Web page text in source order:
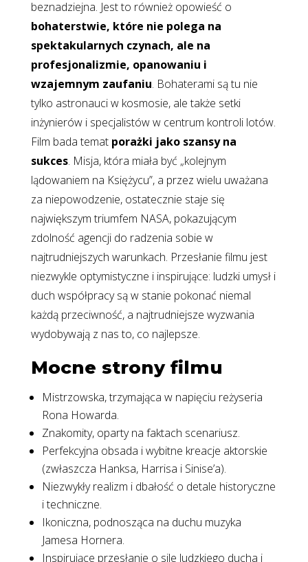
beznadziejna. Jest to również opowieść o
bohaterstwie, które nie polega na
spektakularnych czynach, ale na
profesjonalizmie, opanowaniu i
wzajemnym zaufaniu. Bohaterami są tu nie
tylko astronauci w kosmosie, ale także setki
inżynierów i specjalistów w centrum kontroli lotów.
Film bada temat porażki jako szansy na
sukces. Misja, która miała być „kolejnym
lądowaniem na Księżycu”, a przez wielu uważana
za niepowodzenie, ostatecznie staje się
największym triumfem NASA, pokazującym
zdolność agencji do radzenia sobie w
najtrudniejszych warunkach. Przesłanie filmu jest
niezwykle optymistyczne i inspirujące: ludzki umysł i
duch współpracy są w stanie pokonać niemal
każdą przeciwność, a najtrudniejsze wyzwania
wydobywają z nas to, co najlepsze.
Mocne strony filmu
Mistrzowska, trzymająca w napięciu reżyseria
Rona Howarda.
Znakomity, oparty na faktach scenariusz.
Perfekcyjna obsada i wybitne kreacje aktorskie
(zwłaszcza Hanksa, Harrisa i Sinise’a).
Niezwykły realizm i dbałość o detale historyczne
i techniczne.
Ikoniczna, podnosząca na duchu muzyka
Jamesa Hornera.
Inspirujące przesłanie o sile ludzkiego ducha i